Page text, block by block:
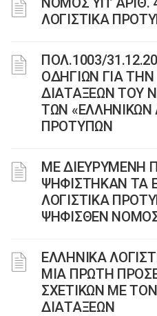
ΛΟΓΙΣΤΙΚΑ
ΠΟΛ.1003/
ΟΔΗΓΙΩΝ ΓΙΑ
ΔΙΑΤΑΞΕΩΝ ΤΟΥ
ΤΩΝ «ΕΛΛΗΝΙΚΩΝ
ΠΡΟΤΥΠΩΝ
ΜΕ ΔΙΕΥΡΥΜΕΝΗ
ΨΗΦΙΣΤΗΚΑΝ ΤΑ
ΛΟΓΙΣΤΙΚΑ
ΨΗΦΙΣΘΕΝ
ΕΛΛΗΝΙΚΑ
ΜΙΑ ΠΡΩΤΗ
ΣΧΕΤΙΚΩΝ ΜΕ
ΔΙΑΤΑΞΕΩΝ